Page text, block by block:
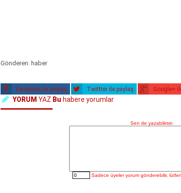
Gönderen: haber
Facebook ile paylaş Twittter ile paylaş Google+
YORUM YAZ Bu habere yorumlar